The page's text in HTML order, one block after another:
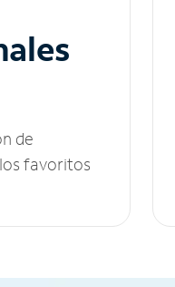
de
favoritos